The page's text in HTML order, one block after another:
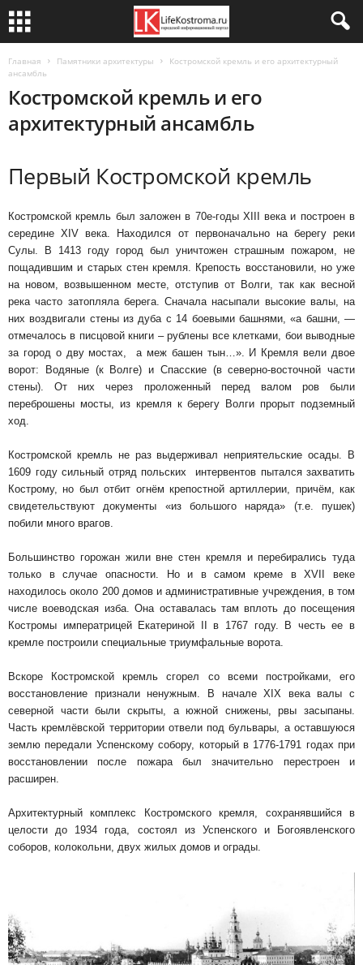
Главная Памятники архитектуры
Костромской кремль и его архитектурный
ансамбль
Костромской кремль и его
архитектурный ансамбль
Первый Костромской кремль
Костромской кремль был заложен в 70е-годы XIII века и построен в
середине XIV века. Находился от первоначально на берегу реки
Сулы. В 1413 году город был уничтожен страшным пожаром, не
пощадившим и старых стен кремля. Крепость восстановили, но уже
на новом, возвышенном месте, отступив от Волги, так как весной
река часто затопляла берега. Сначала насыпали высокие валы, на
них воздвигали стены из дуба с 14 боевыми башнями, «а башни, —
отмечалось в писцовой книги – рублены все клетками, бои выводные
за город о дву мостах, а меж башен тын…». И Кремля вели двое
ворот: Водяные (к Волге) и Спасские (в северно-восточной части
стены). От них через проложенный перед валом ров были
переброшены мосты, из кремля к берегу Волги прорыт подземный
ход.
Костромской кремль не раз выдерживал неприятельские осады. В
1609 году сильный отряд польских интервентов пытался захватить
Кострому, но был отбит огнём крепостной артиллерии, причём, как
свидетельствуют документы «из большого наряда» (т.е. пушек)
побили много врагов.
Большинство горожан жили вне стен кремля и перебирались туда
только в случае опасности. Но и в самом креме в XVII веке
находилось около 200 домов и административные учреждения, в том
числе воеводская изба. Она оставалась там вплоть до посещения
Костромы императрицей Екатериной II в 1767 году. В честь ее в
кремле построили специальные триумфальные ворота.
Вскоре Костромской кремль сгорел со всеми постройками, его
восстановление признали ненужным. В начале XIX века валы с
северной части были скрыты, а южной снижены, рвы засыпаны.
Часть кремлёвской территории отвели под бульвары, а оставшуюся
землю передали Успенскому собору, который в 1776-1791 годах при
восстановлении после пожара был значительно перестроен и
расширен.
Архитектурный комплекс Костромского кремля, сохранявшийся в
целости до 1934 года, состоял из Успенского и Богоявленского
соборов, колокольни, двух жилых домов и ограды.